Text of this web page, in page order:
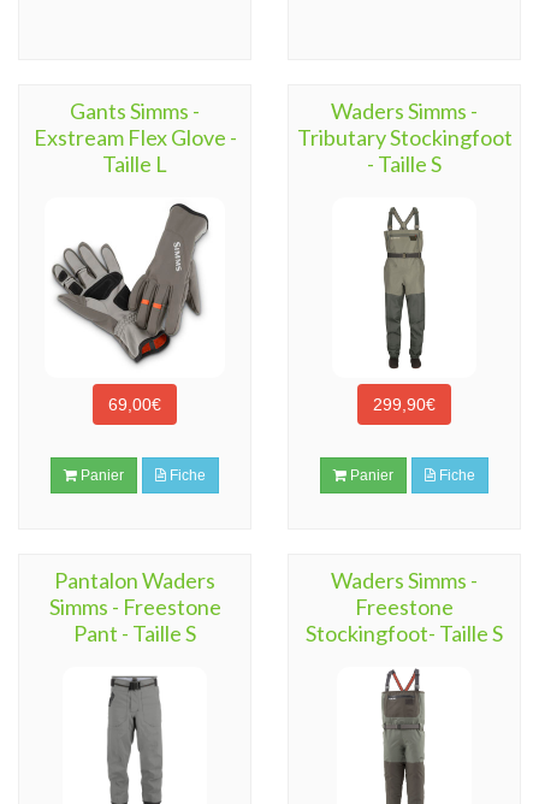
Gants Simms -
Exstream Flex Glove -
Taille L
69,00€
Panier Fiche
Waders Simms -
Tributary Stockingfoot
- Taille S
299,90€
Panier Fiche
Pantalon Waders
Simms - Freestone
Pant - Taille S
Waders Simms -
Freestone
Stockingfoot- Taille S